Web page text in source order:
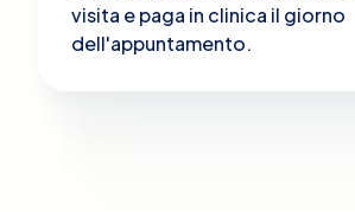
visita e paga in clinica il giorno
dell'appuntamento.